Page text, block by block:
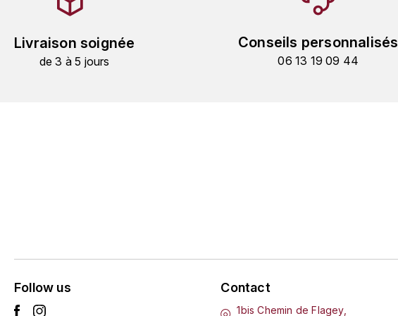
Livraison soignée
de 3 à 5 jours
Conseils personnalisés
06 13 19 09 44
Follow us Contact
1bis Chemin de Flagey,